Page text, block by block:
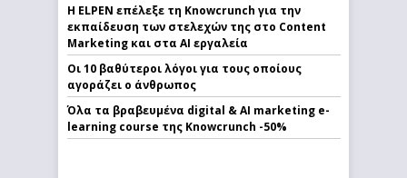
Η ELPEN επέλεξε τη Knowcrunch για την
εκπαίδευση των στελεχών της στο Content
Marketing και στα AI εργαλεία
Οι 10 βαθύτεροι λόγοι για τους οποίους
αγοράζει ο άνθρωπος
Όλα τα βραβευμένα digital & AI marketing e-
learning course της Knowcrunch -50%